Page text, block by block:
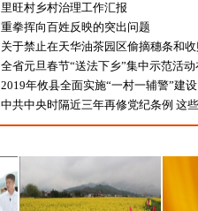
里旺村乡村治理工作汇报
重拳挥向百姓反映的突出问题
关于禁止在天华油茶园区偷摘穗条和
全省元旦春节“送法下乡”集中示范活动
2019年攸县全面实施“一村一辅警”建设
中共中央时隔近三年再修党纪条例 这